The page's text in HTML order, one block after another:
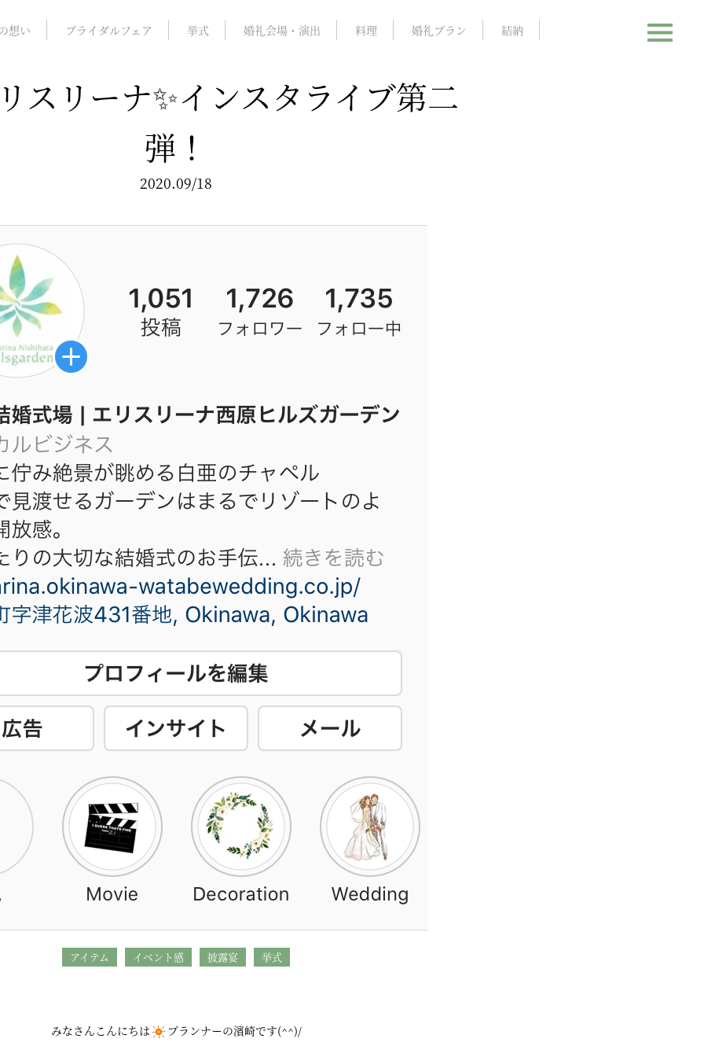
想い ブライダルフェア 挙式 婚礼会場・演出 料理 婚礼プラン 結納
スリーナ✨インスタライブ第二
弾！
2020.09/18
アイテム イベント感 披露宴 挙式
みなさんこんにちは プランナーの濱崎です(^^)/